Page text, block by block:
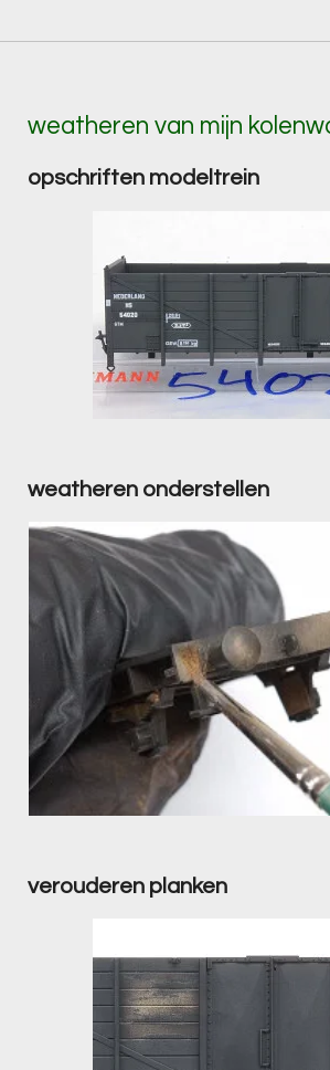
weatheren van mijn
opschriften modeltrein
weatheren onderstellen
verouderen planken